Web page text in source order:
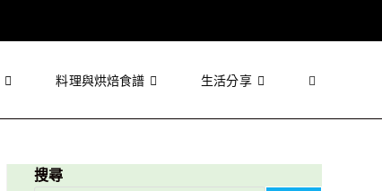
料理與烘焙食譜 生活分享 Toggle
搜尋